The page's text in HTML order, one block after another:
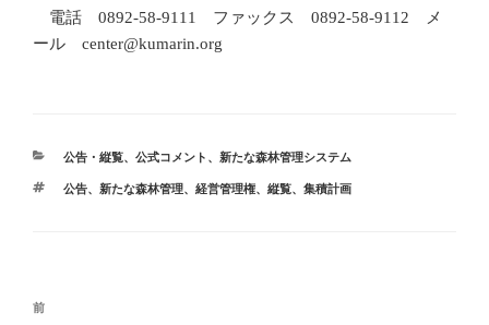
電話 0892-58-9111 ファックス 0892-58-9112 メ
ール center@kumarin.org
カ
ゴ
公告・縦覧、 公式コメント 、 新たな森林管理システム
タ
公告、 新たな森林管理、 経営管理権、 縦覧、 集積計画
投
前
前